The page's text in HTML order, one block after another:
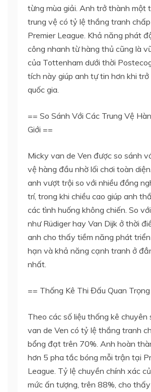
từng mùa giải. Anh trở thành một
trung vệ có tỷ lệ thắng tranh
Premier League. Khả năng phát
công nhanh từ hàng thủ cũng là
của Tottenham dưới thời
tích này giúp anh tự tin hơn khi
quốc gia.
== So Sánh Với Các Trung Vệ
Giới ==
Micky van de Ven được so sánh
vệ hàng đầu nhờ lối chơi toàn
anh vượt trội so với nhiều đồng
trí, trong khi chiều cao giúp anh
các tình huống không chiến. So
như Rüdiger hay Van Dijk ở thời
anh cho thấy tiềm năng phát
hạn và khả năng cạnh tranh ở
nhất.
== Thống Kê Thi Đấu Quan
Theo các số liệu thống kê chuyên
van de Ven có tỷ lệ thắng tranh
bổng đạt trên 70%. Anh hoàn
hơn 5 pha tắc bóng mỗi trận tại
League. Tỷ lệ chuyền chính xác
mức ấn tượng, trên 88%, cho